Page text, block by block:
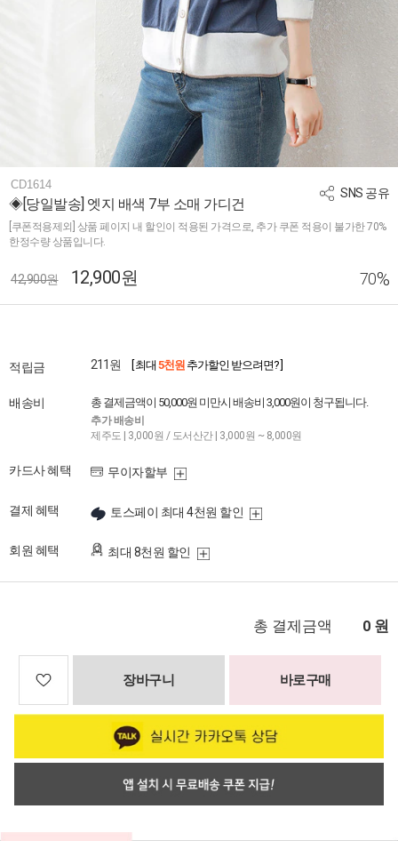
SNS 공유
CD1614
◈[당일발송] 엣지 배색 7부 소매 가디건
[쿠폰적용제외] 상품 페이지 내 할인이 적용된 가격으로, 추가 쿠폰 적용이 불가한 70%
한정수량 상품입니다.
42,900원 12,900원 70%
적립금 211원 [ 최대 5천원 추가할인 받으려면? ]
배송비 총 결제금액이 50,000원 미만시 배송비 3,000원이 청구됩니다.
추가 배송비
제주도 | 3,000원 / 도서산간 | 3,000원 ~ 8,000원
카드사 혜택 무이자할부
결제 혜택 토스페이 최대 4천원 할인
회원 혜택 최대 8천원 할인
총 결제금액 0 원
장바구니 바로구매